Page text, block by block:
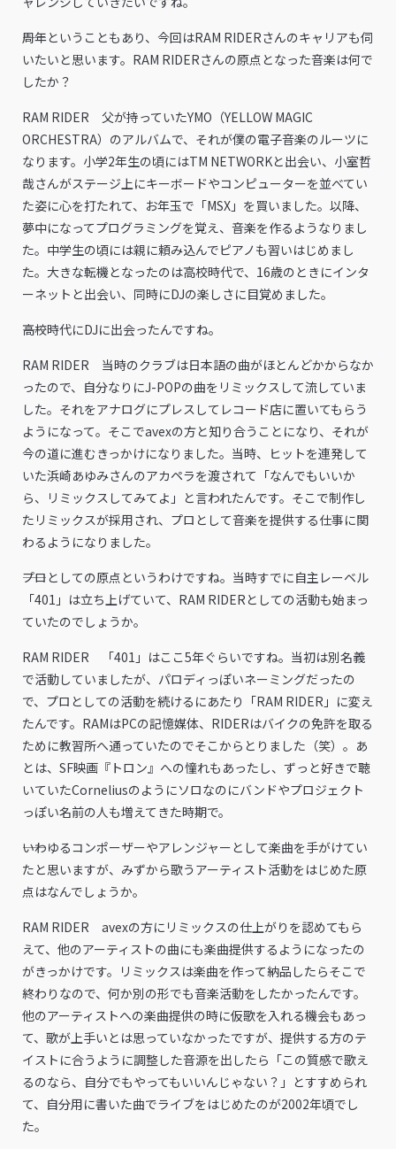
――周年ということもあり、今回はRAM RIDERさんのキャリアも伺
いたいと思います。RAM RIDERさんの原点となった音楽は何で
したか？
RAM RIDER 父が持っていたYMO（YELLOW MAGIC
ORCHESTRA）のアルバムで、それが僕の電子音楽のルーツに
なります。小学2年生の頃にはTM NETWORKと出会い、小室哲
哉さんがステージ上にキーボードやコンピューターを並べてい
た姿に心を打たれて、お年玉で「MSX」を買いました。以降、
夢中になってプログラミングを覚え、音楽を作るようなりまし
た。中学生の頃には親に頼み込んでピアノも習いはじめまし
た。大きな転機となったのは高校時代で、16歳のときにインタ
ーネットと出会い、同時にDJの楽しさに目覚めました。
――高校時代にDJに出会ったんですね。
RAM RIDER 当時のクラブは日本語の曲がほとんどかからなか
ったので、自分なりにJ-POPの曲をリミックスして流していま
した。それをアナログにプレスしてレコード店に置いてもらう
ようになって。そこでavexの方と知り合うことになり、それが
今の道に進むきっかけになりました。当時、ヒットを連発して
いた浜崎あゆみさんのアカペラを渡されて「なんでもいいか
ら、リミックスしてみてよ」と言われたんです。そこで制作し
たリミックスが採用され、プロとして音楽を提供する仕事に関
わるようになりました。
――プロとしての原点というわけですね。当時すでに自主レーベル
「401」は立ち上げていて、RAM RIDERとしての活動も始まっ
ていたのでしょうか。
RAM RIDER 「401」はここ5年ぐらいですね。当初は別名義
で活動していましたが、パロディっぽいネーミングだったの
で、プロとしての活動を続けるにあたり「RAM RIDER」に変え
たんです。RAMはPCの記憶媒体、RIDERはバイクの免許を取る
ために教習所へ通っていたのでそこからとりました（笑）。あ
とは、SF映画『トロン』への憧れもあったし、ずっと好きで聴
いていたCorneliusのようにソロなのにバンドやプロジェクト
っぽい名前の人も増えてきた時期で。
――いわゆるコンポーザーやアレンジャーとして楽曲を手がけてい
たと思いますが、みずから歌うアーティスト活動をはじめた原
点はなんでしょうか。
RAM RIDER avexの方にリミックスの仕上がりを認めてもら
えて、他のアーティストの曲にも楽曲提供するようになったの
がきっかけです。リミックスは楽曲を作って納品したらそこで
終わりなので、何か別の形でも音楽活動をしたかったんです。
他のアーティストへの楽曲提供の時に仮歌を入れる機会もあっ
て、歌が上手いとは思っていなかったですが、提供する方のテ
イストに合うように調整した音源を出したら「この質感で歌え
るのなら、自分でもやってもいいんじゃない？」とすすめられ
て、自分用に書いた曲でライブをはじめたのが2002年頃でし
た。